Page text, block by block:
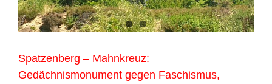
Spatzenberg – Mahnkreuz:
Gedächnismonument gegen Faschismus,